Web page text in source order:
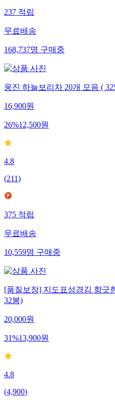
237 적립
무료배송
168,737명 구매중
웅진 하늘보리차 20개 모음 (
16,900원
26%12,500원
4.8
(211)
375 적립
무료배송
10,559명 구매중
[품질보장] 지도표성경김 향긋
32봉)
20,000원
31%13,900원
4.8
(4,900)